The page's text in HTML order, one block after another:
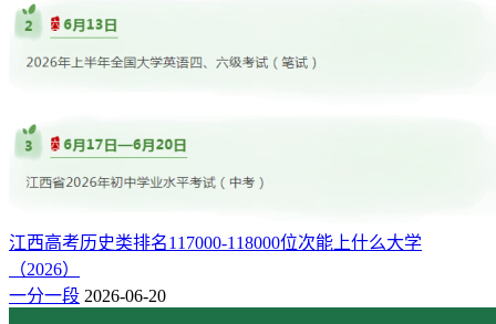
江西高考历史类排名117000-118000位次能上什么大学
（2026）
一分一段 2026-06-20